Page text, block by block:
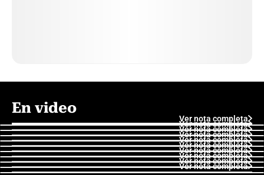
En video
Ver nota completa
Ver nota completa
Ver nota completa
Ver nota completa
Ver nota completa
Ver nota completa
Ver nota completa
Ver nota completa
Ver nota completa
Ver nota completa